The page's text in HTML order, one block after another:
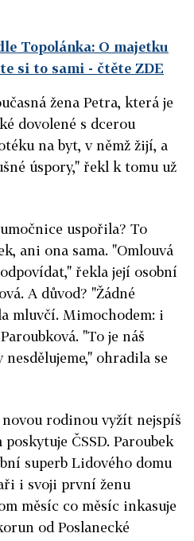
Topolánka: O majetku
si to sami - čtěte ZDE
žena Petra, která je
dovolené s dcerou
na byt, v němž žijí, a
úspory," řekl k tomu už
uspořila? To
ani ona sama. "Omlouvá
řekla její osobní
A důvod? "Žádné
mluvčí. Mimochodem: i
"To je náš
ohradila se
novou rodinou vyžít nejspíš
ČSSD. Paroubek
superb Lidového domu
i svoji první ženu
měsíc co měsíc inkasuje
od Poslanecké